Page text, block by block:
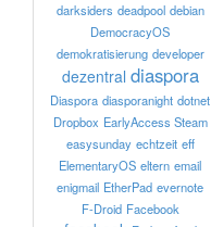
darksiders deadpool debian
DemocracyOS
demokratisierung developer
dezentral diaspora
Diaspora diasporanight dotnet
Dropbox EarlyAccess Steam
easysunday echtzeit eff
ElementaryOS eltern email
enigmail EtherPad evernote
F-Droid Facebook